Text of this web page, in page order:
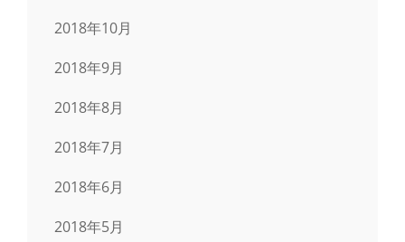
2018年10月
2018年9月
2018年8月
2018年7月
2018年6月
2018年5月